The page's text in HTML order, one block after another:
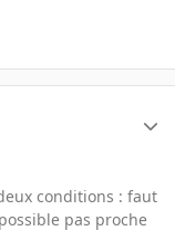
conditions : faut
pas proche